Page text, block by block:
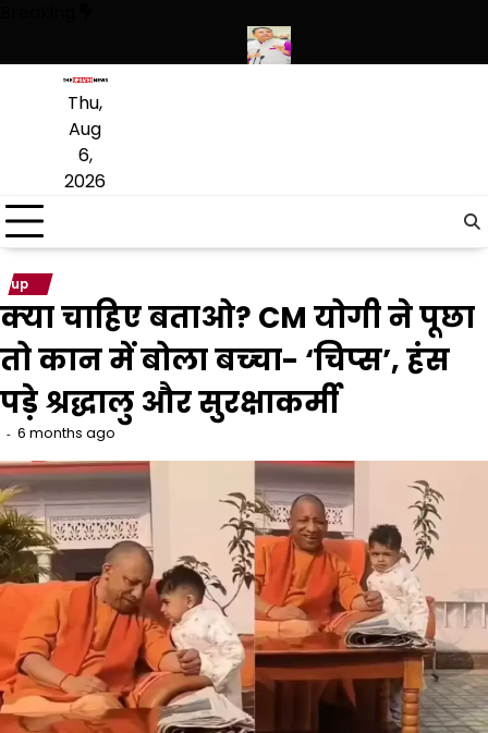
content
Thu,
Aug
6,
2026
up
क्‍या चाहिए बताओ? CM योगी ने पूछा
तो कान में बोला बच्‍चा- ‘चिप्‍स’, हंस
पड़े श्रद्धालु और सुरक्षाकर्मी
6 months ago